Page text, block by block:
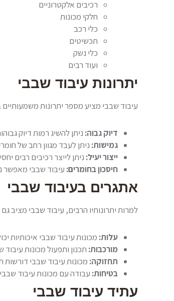
רכיבים אלקטרוניים
חלקי מכונות
כלי רכב
תכשיטים
כלי נשק
ועוד רבים
יתרונות עיבוד שבבי
עיבוד שבבי מציע מספר יתרונות משמעותיים
דיוק גבוה: ניתן להשיג רמות דיוק
גמישות: ניתן לעבד מגוון רחב של
ייצור יעיל: ניתן לייצר רכיבים רבים
חיסכון בחומרים: עיבוד שבבי מאפשר
אתגרים בעיבוד שבבי
למרות יתרונותיו הרבים, עיבוד שבבי מציב
עלות: מכונות עיבוד שבבי איכותיות
מורכבות: תכנון ותפעול מכונות
תחזוקה: מכונות עיבוד שבבי
בטיחות: עבודה עם מכונות עיבוד
עתיד עיבוד שבבי